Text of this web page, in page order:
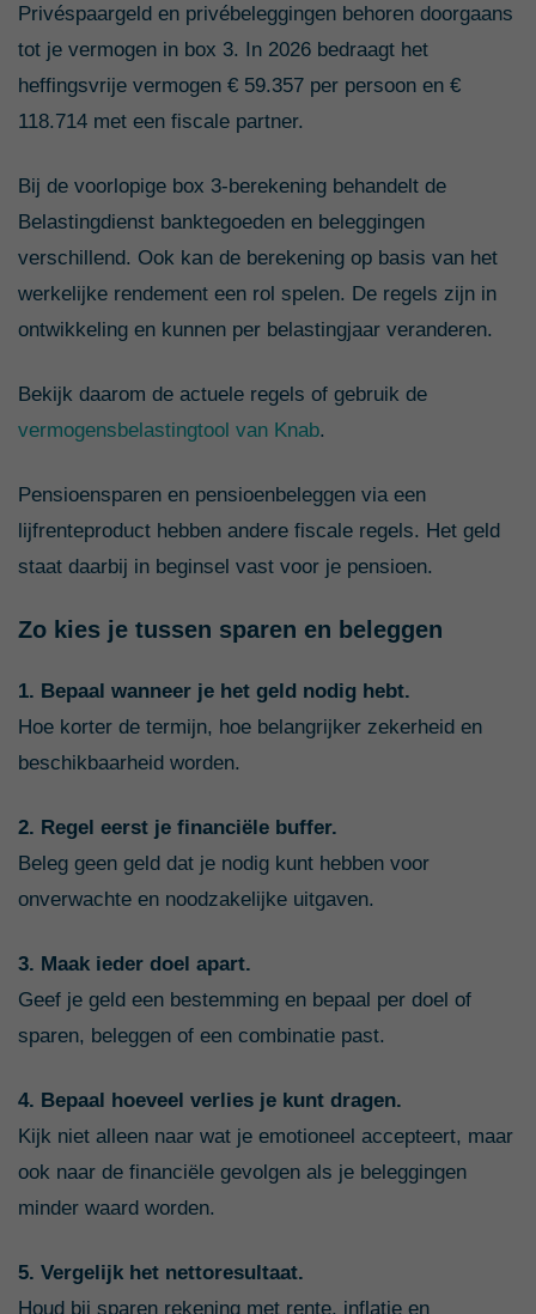
Privéspaargeld en privébeleggingen behoren doorgaans
tot je vermogen in box 3. In 2026 bedraagt het
heffingsvrije vermogen € 59.357 per persoon en €
118.714 met een fiscale partner.
Bij de voorlopige box 3-berekening behandelt de
Belastingdienst banktegoeden en beleggingen
verschillend. Ook kan de berekening op basis van het
werkelijke rendement een rol spelen. De regels zijn in
ontwikkeling en kunnen per belastingjaar veranderen.
Bekijk daarom de actuele regels of gebruik de
vermogensbelastingtool van Knab.
Pensioensparen en pensioenbeleggen via een
lijfrenteproduct hebben andere fiscale regels. Het geld
staat daarbij in beginsel vast voor je pensioen.
Zo kies je tussen sparen en beleggen
1. Bepaal wanneer je het geld nodig hebt.
Hoe korter de termijn, hoe belangrijker zekerheid en
beschikbaarheid worden.
2. Regel eerst je financiële buffer.
Beleg geen geld dat je nodig kunt hebben voor
onverwachte en noodzakelijke uitgaven.
3. Maak ieder doel apart.
Geef je geld een bestemming en bepaal per doel of
sparen, beleggen of een combinatie past.
4. Bepaal hoeveel verlies je kunt dragen.
Kijk niet alleen naar wat je emotioneel accepteert, maar
ook naar de financiële gevolgen als je beleggingen
minder waard worden.
5. Vergelijk het nettoresultaat.
Houd bij sparen rekening met rente, inflatie en